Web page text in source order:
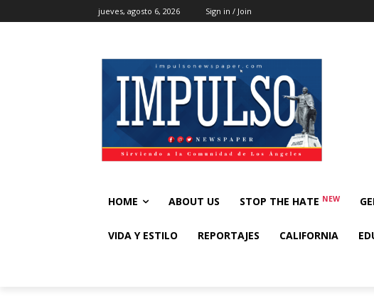
jueves, agosto 6, 2026 Sign in / Join
HOME ABOUT US STOP THE HATE NEW
VIDA Y ESTILO REPORTAJES CALIFORNIA